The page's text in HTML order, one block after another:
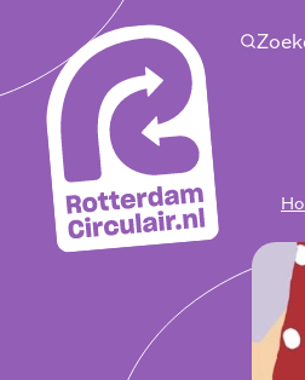
hoofdinhoud